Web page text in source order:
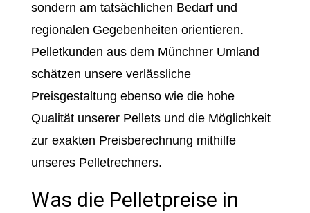
sondern am tatsächlichen Bedarf und
regionalen Gegebenheiten orientieren.
Pelletkunden aus dem Münchner Umland
schätzen unsere verlässliche
Preisgestaltung ebenso wie die hohe
Qualität unserer Pellets und die Möglichkeit
zur exakten Preisberechnung mithilfe
unseres Pelletrechners.
Was die Pelletpreise in